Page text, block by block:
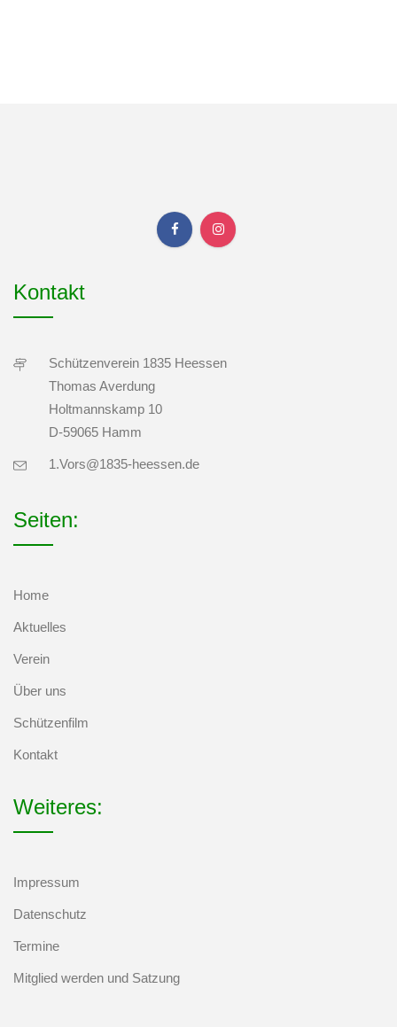
Kontakt
Schützenverein 1835 Heessen
Thomas Averdung
Holtmannskamp 10
D-59065 Hamm
1.Vors@1835-heessen.de
Seiten:
Home
Aktuelles
Verein
Über uns
Schützenfilm
Kontakt
Weiteres:
Impressum
Datenschutz
Termine
Mitglied werden und Satzung